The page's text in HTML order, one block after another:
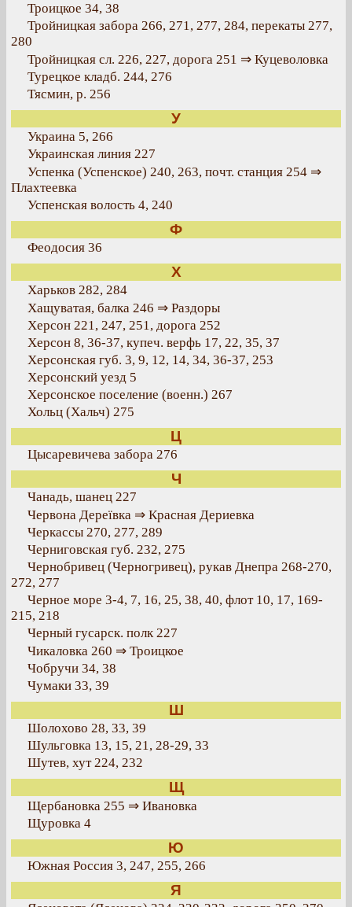
Троицкое 34, 38
Тройницкая забора 266, 271, 277, 284, перекаты 277,
280
Тройницкая сл. 226, 227, дорога 251 ⇒ Куцеволовка
Турецкое кладб. 244, 276
Тясмин, р. 256
У
Украина 5, 266
Украинская линия 227
Успенка (Успенское) 240, 263, почт. станция 254 ⇒
Плахтеевка
Успенская волость 4, 240
Ф
Феодосия 36
Х
Харьков 282, 284
Хащуватая, балка 246 ⇒ Раздоры
Херсон 221, 247, 251, дорога 252
Херсон 8, 36-37, купеч. верфь 17, 22, 35, 37
Херсонская губ. 3, 9, 12, 14, 34, 36-37, 253
Херсонский уезд 5
Херсонское поселение (военн.) 267
Хольц (Хальч) 275
Ц
Цысаревичева забора 276
Ч
Чанадь, шанец 227
Червона Дереївка ⇒ Красная Дериевка
Черкассы 270, 277, 289
Черниговская губ. 232, 275
Чернобривец (Черногривец), рукав Днепра 268-270,
272, 277
Черное море 3-4, 7, 16, 25, 38, 40, флот 10, 17, 169-
215, 218
Черный гусарск. полк 227
Чикаловка 260 ⇒ Троицкое
Чобручи 34, 38
Чумаки 33, 39
Ш
Шолохово 28, 33, 39
Шульговка 13, 15, 21, 28-29, 33
Шутев, хут 224, 232
Щ
Щербановка 255 ⇒ Ивановка
Щуровка 4
Ю
Южная Россия 3, 247, 255, 266
Я